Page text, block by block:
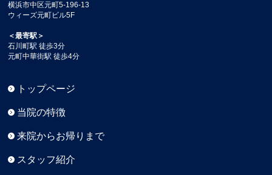
横浜市中区元町5-196-13
ウィーズ元町ビル5F
＜最寄駅＞
石川町駅 徒歩3分
元町中華街駅 徒歩4分
トップページ
当院の特徴
来院からお帰りまで
スタッフ紹介